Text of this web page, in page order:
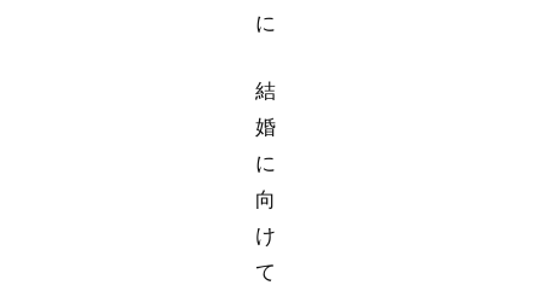
に
結
婚
に
向
け
て